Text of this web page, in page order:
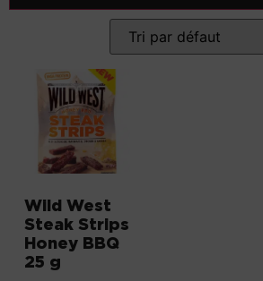
Wild West
Steak Strips
Honey BBQ
25 g